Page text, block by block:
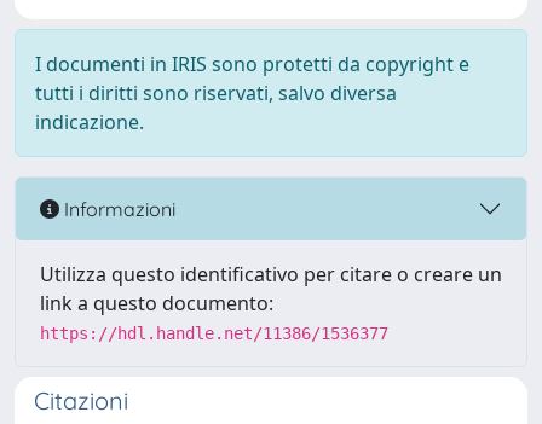
I documenti in IRIS sono protetti da copyright e
tutti i diritti sono riservati, salvo diversa
indicazione.
Informazioni
Utilizza questo identificativo per citare o creare un
link a questo documento:
https://hdl.handle.net/11386/1536377
Citazioni